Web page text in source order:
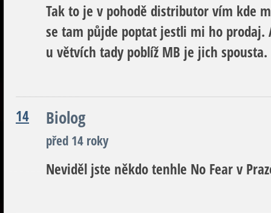
Tak to je v pohodě distributor vím kde
se tam půjde poptat jestli mi ho prodaj.
u větvích tady poblíž MB je jich spousta.
14 Biolog
před 14 roky
Neviděl jste někdo tenhle No Fear v